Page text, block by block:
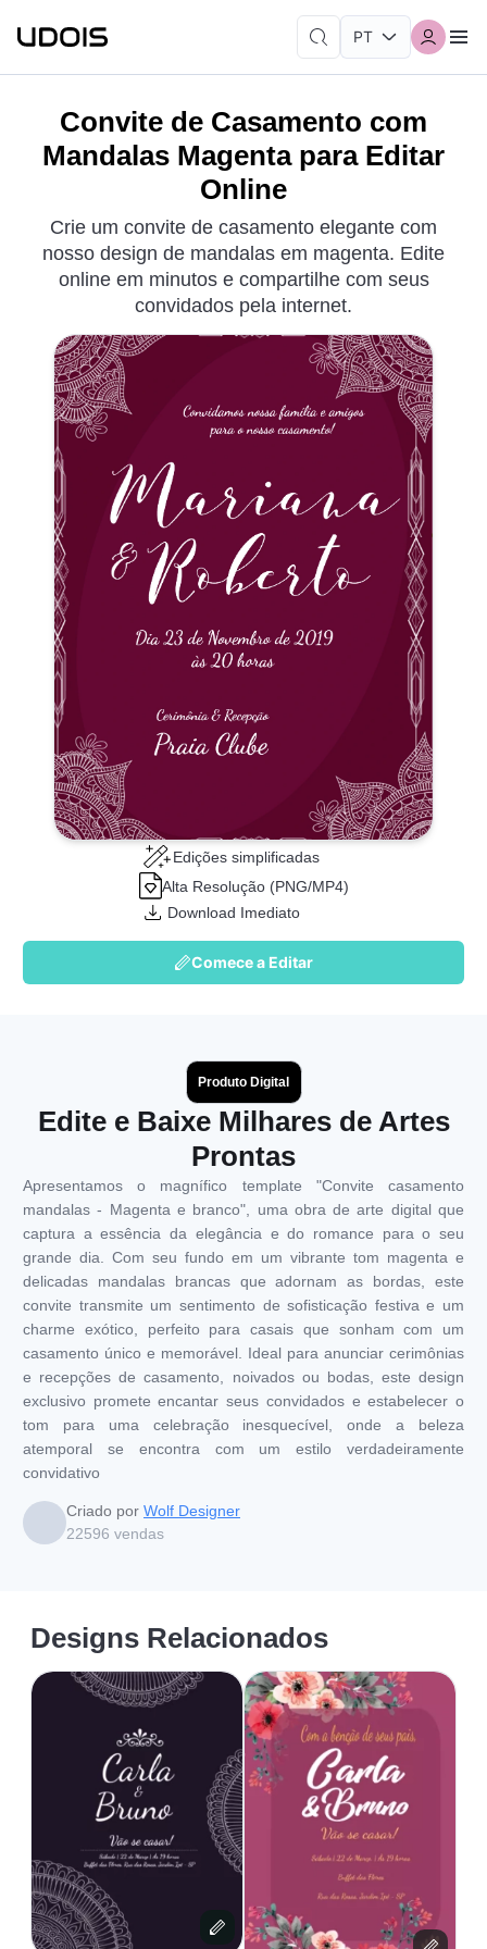
Convite de Casamento com
Mandalas Magenta para Editar
Online
Crie um convite de casamento elegante com
nosso design de mandalas em magenta. Edite
online em minutos e compartilhe com seus
convidados pela internet.
Edições simplificadas
Alta Resolução (PNG/MP4)
Download Imediato
Comece a Editar
Produto Digital
Edite e Baixe Milhares de Artes
Prontas
Apresentamos o magnífico template "Convite casamento
mandalas - Magenta e branco", uma obra de arte digital que
captura a essência da elegância e do romance para o seu
grande dia. Com seu fundo em um vibrante tom magenta e
delicadas mandalas brancas que adornam as bordas, este
convite transmite um sentimento de sofisticação festiva e um
charme exótico, perfeito para casais que sonham com um
casamento único e memorável. Ideal para anunciar cerimônias
e recepções de casamento, noivados ou bodas, este design
exclusivo promete encantar seus convidados e estabelecer o
tom para uma celebração inesquecível, onde a beleza
atemporal se encontra com um estilo verdadeiramente
convidativo
Criado por Wolf Designer
22596 vendas
Designs Relacionados